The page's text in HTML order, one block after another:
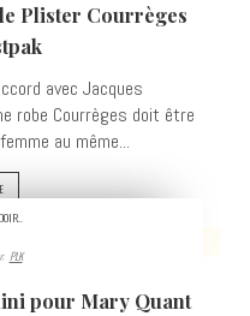
Plister Courrèges
avec Jacques
robe Courrèges doit être
au même...
PLK
pour Mary Quant